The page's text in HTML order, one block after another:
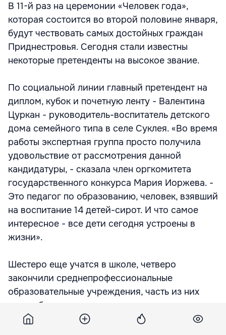
В 11-й раз на церемонии «Человек года»,
которая состоится во второй половине января,
будут чествовать самых достойных граждан
Приднестровья. Сегодня стали известны
некоторые претенденты на высокое звание.
По социальной линии главный претендент на
диплом, кубок и почетную ленту - Валентина
Цуркан - руководитель-воспитатель детского
дома семейного типа в селе Суклея. «Во время
работы экспертная группа просто получила
удовольствие от рассмотрения данной
кандидатуры, - сказала член оргкомитета
государственного конкурса Мария Иоржева. -
Это педагог по образованию, человек, взявший
на воспитание 14 детей-сирот. И что самое
интересное - все дети сегодня устроены в
жизни».
Шестеро еще учатся в школе, четверо
закончили среднепрофессиональные
образовательные учреждения, часть из них
уже работает, старшая девочка вышла замуж.
А «мама», помимо заботы о многочисленных